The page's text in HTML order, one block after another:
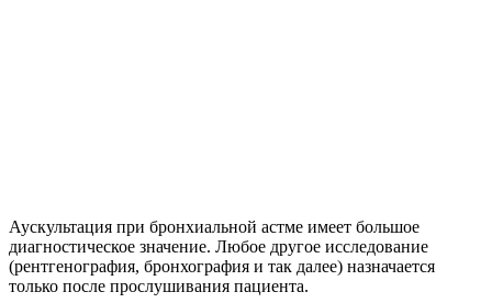
Аускультация при бронхиальной астме имеет большое
диагностическое значение. Любое другое исследование
(рентгенография, бронхография и так далее) назначается
только после прослушивания пациента.